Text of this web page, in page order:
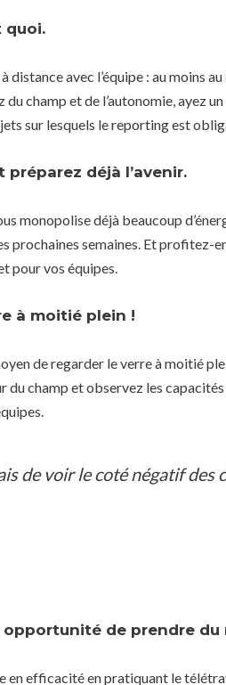
quoi.
distance avec l’équipe : au moins
champ et de l’autonomie, ayez
sur lesquels le reporting est
déjà l’avenir.
monopolise déjà beaucoup
prochaines semaines. Et profitez-
pour vos équipes.
à moitié plein !
de regarder le verre à moitié
du champ et observez les
de voir le coté négatif
de prendre du
en efficacité en pratiquant le